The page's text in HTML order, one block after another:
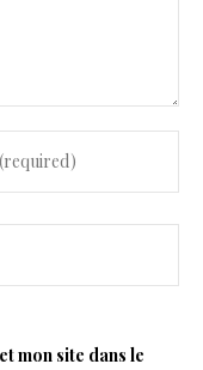
mon site dans le